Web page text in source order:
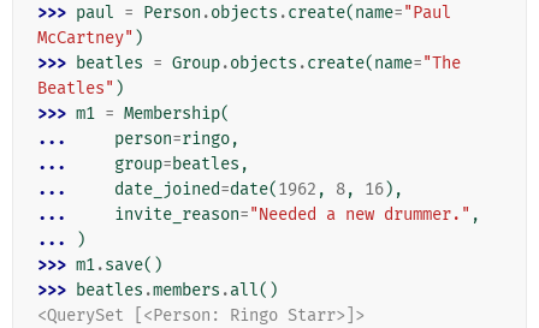
>>> paul = Person .objects .create(name="Paul
McCartney" )
>>> beatles = Group.objects .create(name="The
Beatles" )
>>> m1 = Membership(
...
person=ringo,
...
group=beatles ,
...
date_joined=date(1962 , 8, 16),
...
invite_reason="Needed a new drummer." ,
...
)
>>> m1.save()
>>> beatles .members .all()
<QuerySet [<Person: Ringo Starr>]>